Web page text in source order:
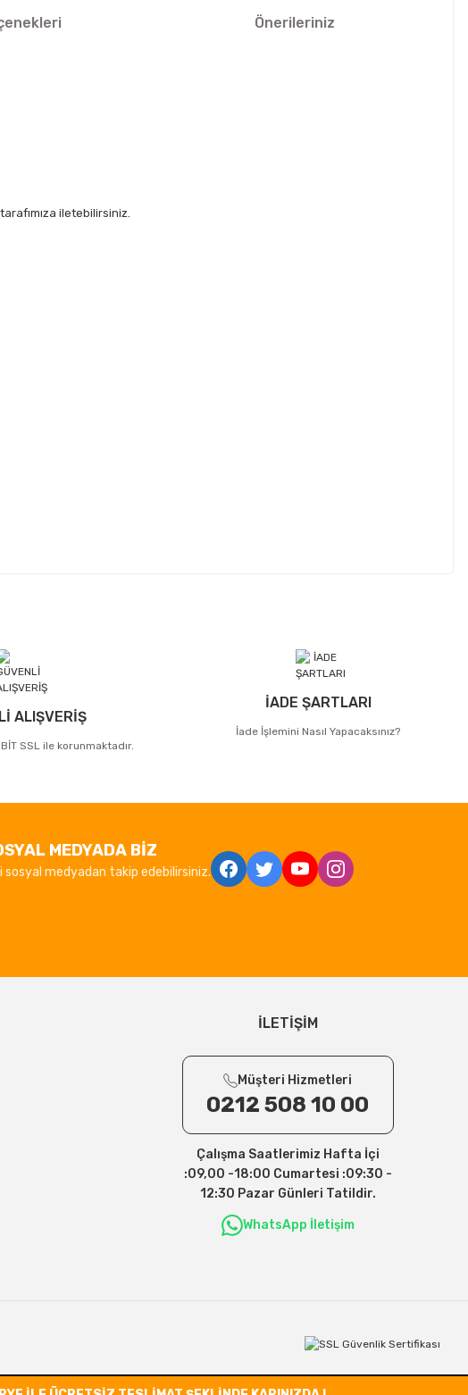
Önerileriniz
iletebilirsiniz.
ALIŞVERİŞ
SSL ile korunmaktadır.
İADE ŞARTLARI
İade İşlemini Nasıl Yapacaksınız?
MEDYADA BİZ
sosyal medyadan takip edebilirsiniz.
İLETİŞİM
Müşteri Hizmetleri
0212 508 10 00
Çalışma Saatlerimiz Hafta İçi
:09,00 -18:00 Cumartesi :09:30 -
12:30 Pazar Günleri Tatildir.
WhatsApp İletişim